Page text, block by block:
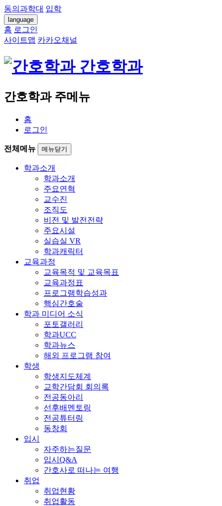
동의과학대 입학
language
홈 로그인
사이트맵 카카오채널
간호학과
간호학과 주메뉴
홈
로그인
전체메뉴 메뉴닫기
학과소개
학과소개
주요연혁
교수진
조직도
비전 및 발전전략
주요시설
실습실 VR
학과캐릭터
교육과정
교육목적 및 교육목표
교육과정표
프로그램학습성과
핵심간호술
학과 미디어 소식
포토갤러리
학과UCC
학과뉴스
해외 프로그램 참여
학생
학생지도체계
교학간담회 회의록
전공동아리
선후배멘토링
전공튜터링
동창회
입시
자주하는질문
입시Q&A
간호사로 떠나는 여행
취업
취업현황
취업활동